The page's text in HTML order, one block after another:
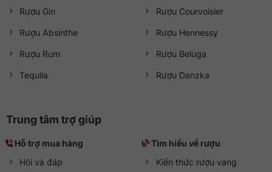
Rượu Gin
Rượu Absinthe
Rượu Rum
Tequila
Rượu Courvoisier
Rượu Hennessy
Rượu Beluga
Rượu Danzka
Trung tâm trợ giúp
Hỗ trợ mua hàng
Hỏi và đáp
Tìm hiểu về rượu
Kiến thức rượu vang